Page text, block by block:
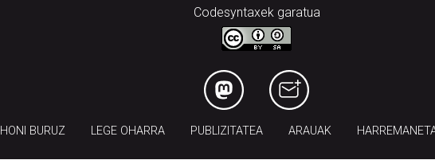
Codesyntaxek garatua
HONI BURUZ LEGE OHARRA PUBLIZITATEA ARAUAK